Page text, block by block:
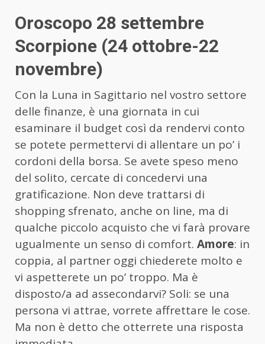
Oroscopo 28 settembre
Scorpione (24 ottobre-22
novembre)
Con la Luna in Sagittario nel vostro settore
delle finanze, è una giornata in cui
esaminare il budget così da rendervi conto
se potete permettervi di allentare un po’ i
cordoni della borsa. Se avete speso meno
del solito, cercate di concedervi una
gratificazione. Non deve trattarsi di
shopping sfrenato, anche on line, ma di
qualche piccolo acquisto che vi farà provare
ugualmente un senso di comfort. Amore: in
coppia, al partner oggi chiederete molto e
vi aspetterete un po’ troppo. Ma è
disposto/a ad assecondarvi? Soli: se una
persona vi attrae, vorrete affrettare le cose.
Ma non è detto che otterrete una risposta